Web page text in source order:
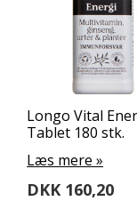
Longo Vital
Tablet 180 stk.
Læs mere »
DKK 160,20